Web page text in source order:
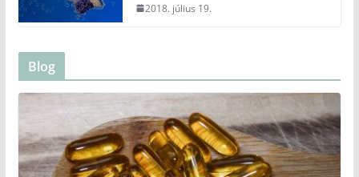
2018. július 19.
Blog